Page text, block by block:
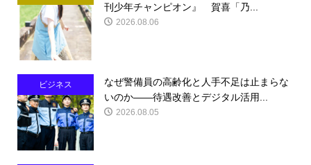
刊少年チャンピオン』 賀喜「乃...
2026.08.06
ビジネス
なぜ警備員の高齢化と人手不足は止まらな
いのか――待遇改善とデジタル活用...
2026.08.05